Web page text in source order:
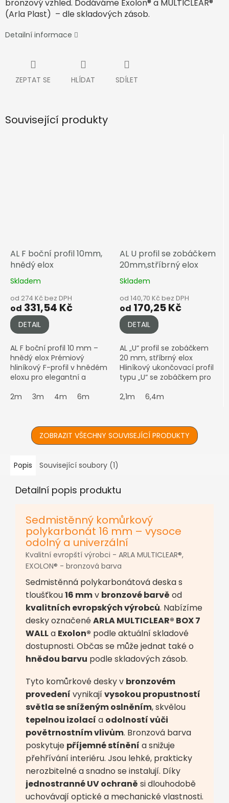
bronzový vzhled. Dodáváme Exolon® a MULTICLEAR®
(Arla Plast) – dle skladových zásob.
Detailní informace
ZEPTAT SE HLÍDAT SDÍLET
Související produkty
AL F boční profil 10mm,
hnědý elox
Skladem
od 274 Kč bez DPH
od 331,54 Kč
DETAIL
AL F boční profil 10 mm –
hnědý elox Prémiový
hliníkový F-profil v hnědém
eloxu pro elegantní a
polykarbonátových desek o
2m 3m 4m 6m
AL U profil se zobáčkem
20mm,stříbrný elox
Skladem
od 140,70 Kč bez DPH
od 170,25 Kč
DETAIL
AL „U“ profil se zobáčkem
20 mm, stříbrný elox
Hliníkový ukončovací profil
typu „U“ se zobáčkem pro
komůrkových
2,1m 6,4m
ZOBRAZIT VŠECHNY SOUVISEJÍCÍ PRODUKTY
Popis Související soubory (1)
Detailní popis produktu
Sedmistěnný komůrkový
polykarbonát 16 mm – vysoce
odolný a univerzální
Kvalitní evropští výrobci - ARLA MULTICLEAR®,
EXOLON® - bronzová barva
Sedmistěnná polykarbonátová deska s
tloušťkou16 mmv bronzové barvě od
kvalitních evropských výrobců. Nabízíme
desky označenéARLA MULTICLEAR® BOX 7
WALLa Exolon® podle aktuální skladové
dostupnosti. Občas se může jednat také o
hnědou barvu podle skladových zásob.
Tyto komůrkové desky v bronzovém
provedení vynikajívysokou propustností
světla se sníženým oslněním, skvělou
tepelnou izolací a odolností vůči
povětrnostním vlivům. Bronzová barva
poskytuje příjemné stínění a snižuje
přehřívání interiéru. Jsou lehké, prakticky
nerozbitelné a snadno se instalují. Díky
jednostranné UV ochraně si dlouhodobě
uchovávají optické a mechanické vlastnosti.